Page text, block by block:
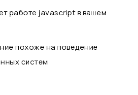
работе javascript в вашем
похоже на поведение
систем